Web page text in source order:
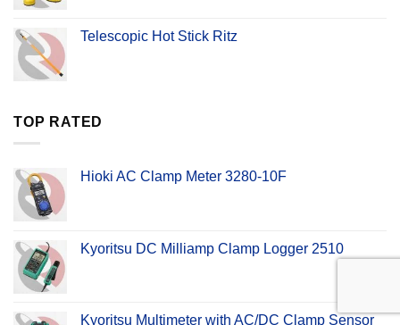
Telescopic Hot Stick Ritz
TOP RATED
Hioki AC Clamp Meter 3280-10F
Kyoritsu DC Milliamp Clamp Logger 2510
Kyoritsu Multimeter with AC/DC Clamp Sensor